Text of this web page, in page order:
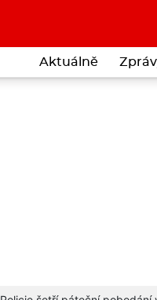
Aktuálně